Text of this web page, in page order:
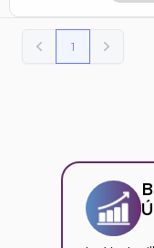
Previos
1
Siguiente